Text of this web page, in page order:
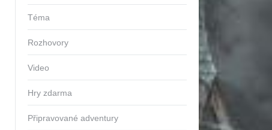
Téma
Rozhovory
Video
Hry zdarma
Připravované adventury